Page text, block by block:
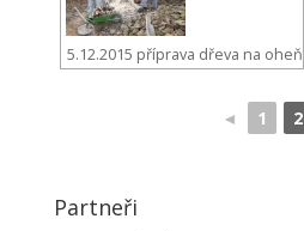
5.12.2015 příprava dřeva na oheň
◄ 1 2
Partneři